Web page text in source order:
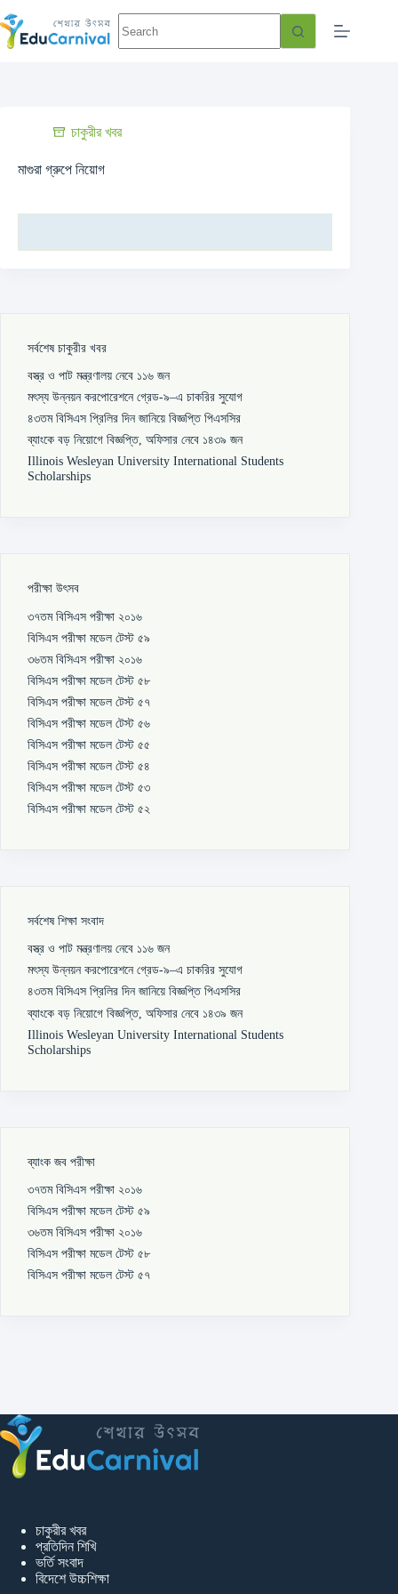
চাকুরীর খবর
মাগুরা গ্রুপে নিয়োগ
সর্বশেষ চাকুরীর খবর
বস্ত্র ও পাট মন্ত্রণালয় নেবে ১১৬ জন
মৎস্য উন্নয়ন করপোরেশনে গ্রেড-৯–এ চাকরির সুযোগ
৪৩তম বিসিএস প্রিলির দিন জানিয়ে বিজ্ঞপ্তি পিএসসির
ব্যাংকে বড় নিয়োগে বিজ্ঞপ্তি, অফিসার নেবে ১৪৩৯ জন
Illinois Wesleyan University International Students
Scholarships
পরীক্ষা উৎসব
৩৭তম বিসিএস পরীক্ষা ২০১৬
বিসিএস পরীক্ষা মডেল টেস্ট ৫৯
৩৬তম বিসিএস পরীক্ষা ২০১৬
বিসিএস পরীক্ষা মডেল টেস্ট ৫৮
বিসিএস পরীক্ষা মডেল টেস্ট ৫৭
বিসিএস পরীক্ষা মডেল টেস্ট ৫৬
বিসিএস পরীক্ষা মডেল টেস্ট ৫৫
বিসিএস পরীক্ষা মডেল টেস্ট ৫৪
বিসিএস পরীক্ষা মডেল টেস্ট ৫৩
বিসিএস পরীক্ষা মডেল টেস্ট ৫২
সর্বশেষ শিক্ষা সংবাদ
বস্ত্র ও পাট মন্ত্রণালয় নেবে ১১৬ জন
মৎস্য উন্নয়ন করপোরেশনে গ্রেড-৯–এ চাকরির সুযোগ
৪৩তম বিসিএস প্রিলির দিন জানিয়ে বিজ্ঞপ্তি পিএসসির
ব্যাংকে বড় নিয়োগে বিজ্ঞপ্তি, অফিসার নেবে ১৪৩৯ জন
Illinois Wesleyan University International Students
Scholarships
ব্যাংক জব পরীক্ষা
৩৭তম বিসিএস পরীক্ষা ২০১৬
বিসিএস পরীক্ষা মডেল টেস্ট ৫৯
৩৬তম বিসিএস পরীক্ষা ২০১৬
বিসিএস পরীক্ষা মডেল টেস্ট ৫৮
বিসিএস পরীক্ষা মডেল টেস্ট ৫৭
চাকুরীর খবর
প্রতিদিন শিখি
ভর্তি সংবাদ
বিদেশে উচ্চশিক্ষা